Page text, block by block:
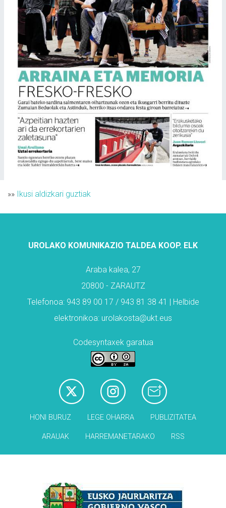
»» Ikusi aldizkari guztiak
UROLAKO KOMUNIKAZIO TALDEA KOOP. ELK
Araba kalea, 27
20800 - ZARAUTZ
Telefonoa: 943 89 00 17 / 943 81 38 41 | Helbide
elektronikoa: urolakosta@ukt.eus
Codesyntaxek garatua
HONI BURUZ LEGE OHARRA PUBLIZITATEA
ARAUAK HARREMANETARAKO RSS